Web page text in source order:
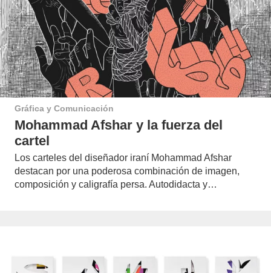
Gráfica y Comunicación
Mohammad Afshar y la fuerza del
cartel
Los carteles del diseñador iraní Mohammad Afshar
destacan por una poderosa combinación de imagen,
composición y caligrafía persa. Autodidacta y…